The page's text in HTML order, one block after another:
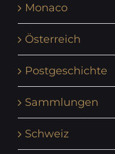
Monaco
Österreich
Postgeschichte
Sammlungen
Schweiz